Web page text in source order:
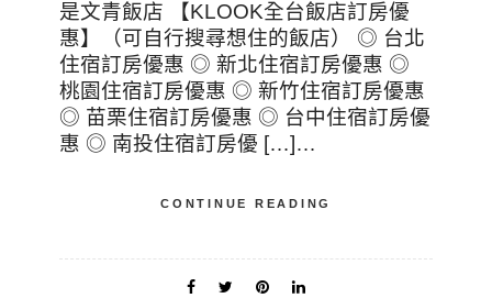
是文青飯店 【KLOOK全台飯店訂房優
惠】（可自行搜尋想住的飯店） ◎ 台北
住宿訂房優惠 ◎ 新北住宿訂房優惠 ◎
桃園住宿訂房優惠 ◎ 新竹住宿訂房優惠
◎ 苗栗住宿訂房優惠 ◎ 台中住宿訂房優
惠 ◎ 南投住宿訂房優 […]…
CONTINUE READING